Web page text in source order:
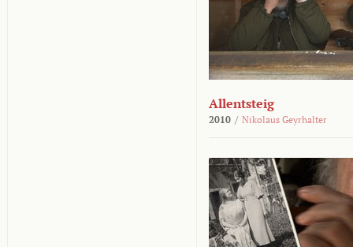
Allentsteig
2010 / Nikolaus Geyrhalter